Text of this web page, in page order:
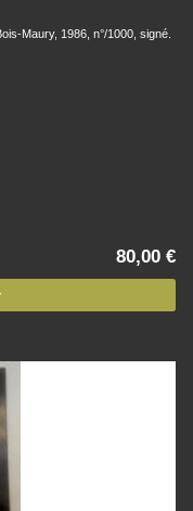
Maury, 1986, n°/1000, signé.
80,00 €